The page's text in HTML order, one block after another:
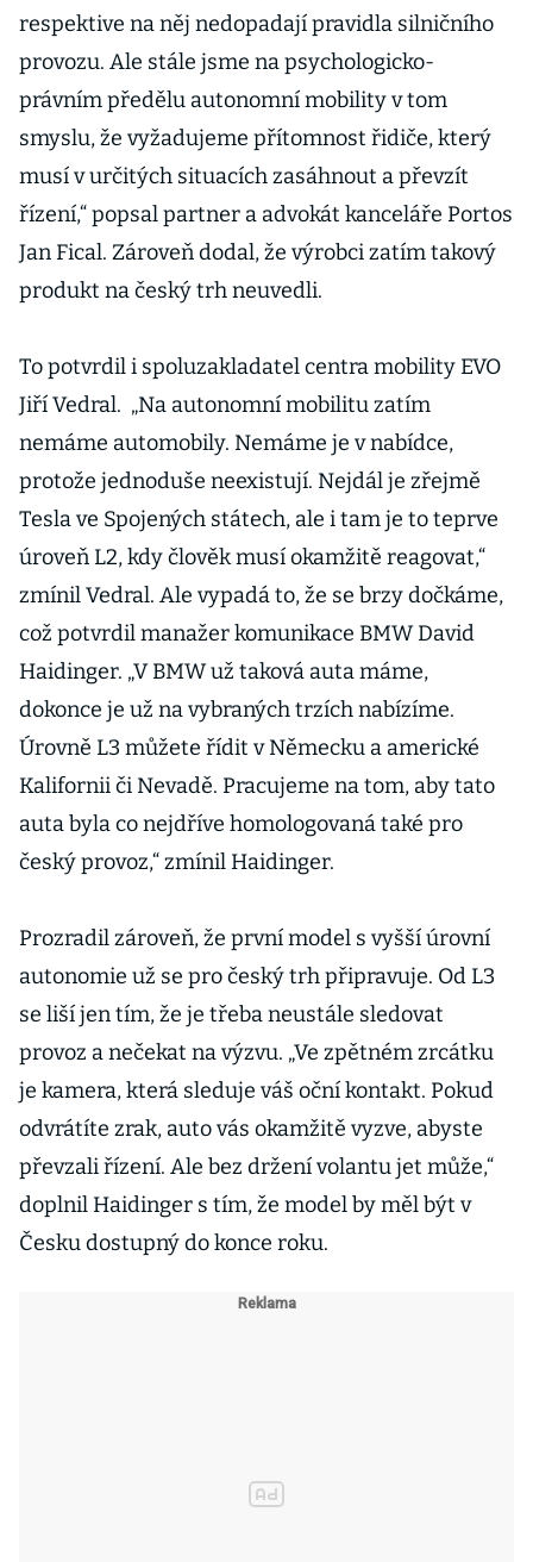
respektive na něj nedopadají pravidla silničního
provozu. Ale stále jsme na psychologicko-
právním předělu autonomní mobility v tom
smyslu, že vyžadujeme přítomnost řidiče, který
musí v určitých situacích zasáhnout a převzít
řízení,“ popsal partner a advokát kanceláře Portos
Jan Fical. Zároveň dodal, že výrobci zatím takový
produkt na český trh neuvedli.
To potvrdil i spoluzakladatel centra mobility EVO
Jiří Vedral. „Na autonomní mobilitu zatím
nemáme automobily. Nemáme je v nabídce,
protože jednoduše neexistují. Nejdál je zřejmě
Tesla ve Spojených státech, ale i tam je to teprve
úroveň L2, kdy člověk musí okamžitě reagovat,“
zmínil Vedral. Ale vypadá to, že se brzy dočkáme,
což potvrdil manažer komunikace BMW David
Haidinger. „V BMW už taková auta máme,
dokonce je už na vybraných trzích nabízíme.
Úrovně L3 můžete řídit v Německu a americké
Kalifornii či Nevadě. Pracujeme na tom, aby tato
auta byla co nejdříve homologovaná také pro
český provoz,“ zmínil Haidinger.
Prozradil zároveň, že první model s vyšší úrovní
autonomie už se pro český trh připravuje. Od L3
se liší jen tím, že je třeba neustále sledovat
provoz a nečekat na výzvu. „Ve zpětném zrcátku
je kamera, která sleduje váš oční kontakt. Pokud
odvrátíte zrak, auto vás okamžitě vyzve, abyste
převzali řízení. Ale bez držení volantu jet může,“
doplnil Haidinger s tím, že model by měl být v
Česku dostupný do konce roku.